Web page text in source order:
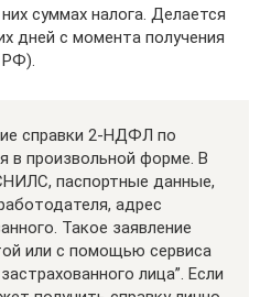
суммах налога. Делается
дней с момента получения
РФ).
справки 2-НДФЛ по
в произвольной форме. В
паспортные данные,
адрес
Такое заявление
или с помощью сервиса
лица”. Если